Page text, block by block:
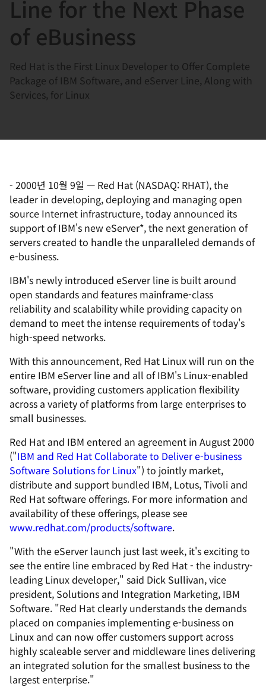
Line for the Next Phase
of eBusiness
Red Hat is the First Linux Developer to Offer Complete
Package of IBM Software, and eServer Line, Along with
Services, for Linux
- 2000년 10월 9일 — Red Hat (NASDAQ: RHAT), the
leader in developing, deploying and managing open
source Internet infrastructure, today announced its
support of IBM's new eServer*, the next generation of
servers created to handle the unparalleled demands of
e-business.
IBM's newly introduced eServer line is built around
open standards and features mainframe-class
reliability and scalability while providing capacity on
demand to meet the intense requirements of today's
high-speed networks.
With this announcement, Red Hat Linux will run on the
entire IBM eServer line and all of IBM's Linux-enabled
software, providing customers application flexibility
across a variety of platforms from large enterprises to
small businesses.
Red Hat and IBM entered an agreement in August 2000
("IBM and Red Hat Collaborate to Deliver e-business
Software Solutions for Linux") to jointly market,
distribute and support bundled IBM, Lotus, Tivoli and
Red Hat software offerings. For more information and
availability of these offerings, please see
www.redhat.com/products/software.
"With the eServer launch just last week, it's exciting to
see the entire line embraced by Red Hat - the industry-
leading Linux developer," said Dick Sullivan, vice
president, Solutions and Integration Marketing, IBM
Software. "Red Hat clearly understands the demands
placed on companies implementing e-business on
Linux and can now offer customers support across
highly scaleable server and middleware lines delivering
an integrated solution for the smallest business to the
largest enterprise."